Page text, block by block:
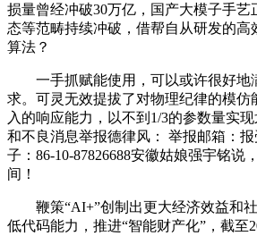
损量曾经冲破30万亿，国产大模子手艺
态等范畴持续冲破，借帮自从研发的高
算法？
一手抓赋能使用，可以或许很好地
求。可灵无效提拔了对物理纪律的模仿
入的响应能力，以不到1/3的参数量实
和不良消息举报德律风： 举报邮箱：
子：86-10-87826688安徽姑娘强宇铭说
间！
鞭策“AI+”创制出更大经济效益和社
低代码能力，推进“智能财产化”，截至